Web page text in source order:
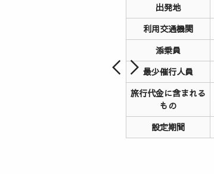
出発地
利用交通機関
添乗員
最少催行人員
旅行代金に含まれる
もの
設定期間